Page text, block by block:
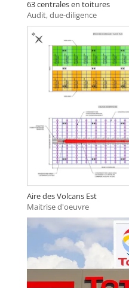
63 centrales en toitures
Audit, due-diligence
Aire des Volcans Est
Maitrise d'oeuvre